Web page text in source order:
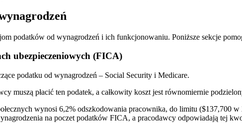
podatków od wynagrodzeń i ich funkcjonowaniu. Poniższe sekcje
ubezpieczeniowych (FICA)
podatku od wynagrodzeń – Social Security i Medicare.
muszą płacić ten podatek, a całkowity koszt jest równomiernie
wynosi 6,2% odszkodowania pracownika, do limitu ($137,700
na poczet podatków FICA, a pracodawcy odpowiadają tej